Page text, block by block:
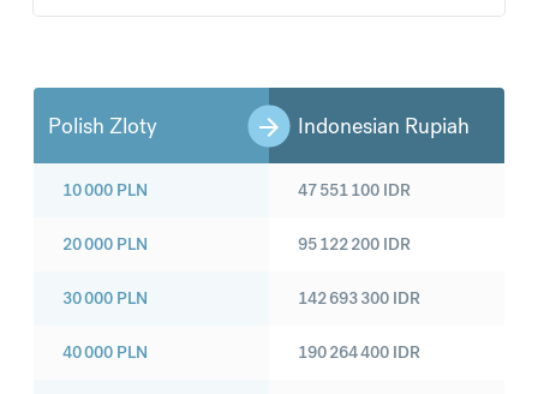
Polish Zloty Indonesian Rupiah
10 000 PLN
20 000 PLN
30 000 PLN
40 000 PLN
47 551 100 IDR
95 122 200 IDR
142 693 300 IDR
190 264 400 IDR